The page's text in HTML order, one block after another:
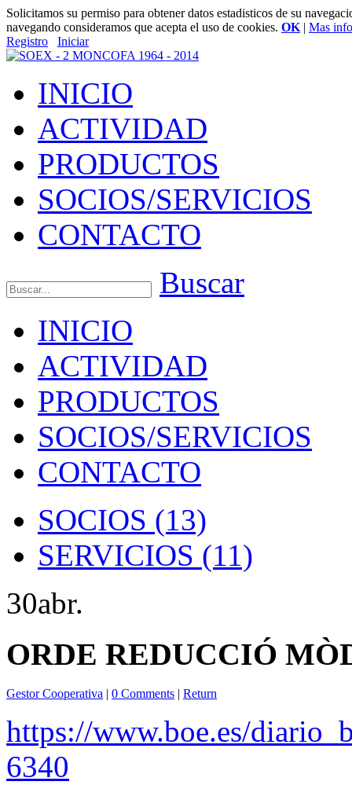
Solicitamos su permiso para obtener datos estadisticos de su
navegando consideramos que acepta el uso de cookies. OK | Mas
Registro
Iniciar
INICIO
ACTIVIDAD
PRODUCTOS
SOCIOS/SERVICIOS
CONTACTO
Buscar
INICIO
ACTIVIDAD
PRODUCTOS
SOCIOS/SERVICIOS
CONTACTO
SOCIOS (13)
SERVICIOS (11)
30abr.
ORDE REDUCCIÓ
Gestor Cooperativa | 0 Comments | Return
https://www.boe.es/
6340